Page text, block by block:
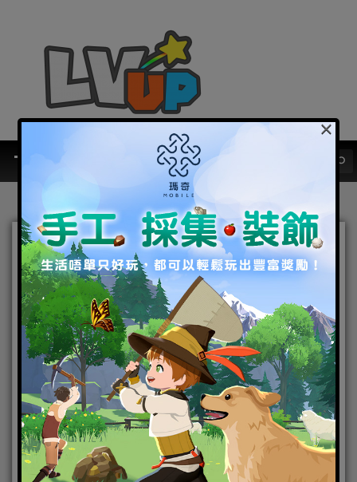
手遊FPS新潮流《無限戰
場》， 10月26日磅礡上市開
戰！
2017-09-06|Android,IOS,手機遊戲 無限戰場
×